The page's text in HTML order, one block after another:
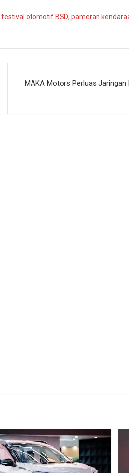
festival otomotif BSD, pameran
MAKA Motors Perluas Jaringan